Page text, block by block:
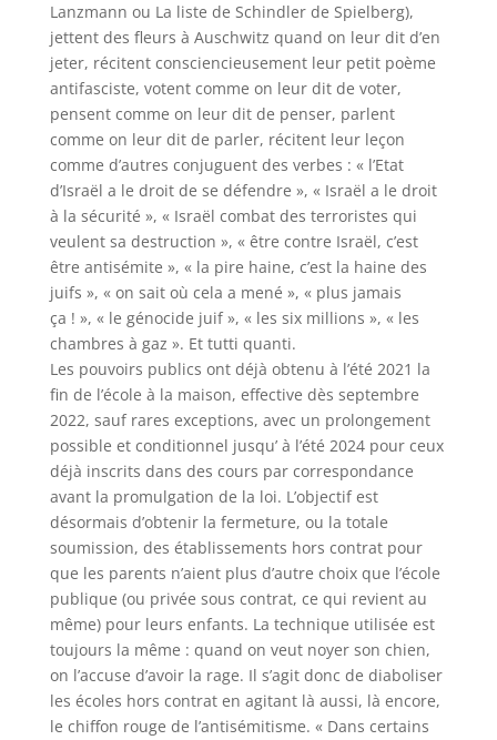
Lanzmann ou La liste de Schindler de Spielberg),
jettent des fleurs à Auschwitz quand on leur dit d’en
jeter, récitent consciencieusement leur petit poème
antifasciste, votent comme on leur dit de voter,
pensent comme on leur dit de penser, parlent
comme on leur dit de parler, récitent leur leçon
comme d’autres conjuguent des verbes : « l’Etat
d’Israël a le droit de se défendre », « Israël a le droit
à la sécurité », « Israël combat des terroristes qui
veulent sa destruction », « être contre Israël, c’est
être antisémite », « la pire haine, c’est la haine des
juifs », « on sait où cela a mené », « plus jamais
ça ! », « le génocide juif », « les six millions », « les
chambres à gaz ». Et tutti quanti.
Les pouvoirs publics ont déjà obtenu à l’été 2021 la
fin de l’école à la maison, effective dès septembre
2022, sauf rares exceptions, avec un prolongement
possible et conditionnel jusqu’ à l’été 2024 pour ceux
déjà inscrits dans des cours par correspondance
avant la promulgation de la loi. L’objectif est
désormais d’obtenir la fermeture, ou la totale
soumission, des établissements hors contrat pour
que les parents n’aient plus d’autre choix que l’école
publique (ou privée sous contrat, ce qui revient au
même) pour leurs enfants. La technique utilisée est
toujours la même : quand on veut noyer son chien,
on l’accuse d’avoir la rage. Il s’agit donc de diaboliser
les écoles hors contrat en agitant là aussi, là encore,
le chiffon rouge de l’antisémitisme. « Dans certains